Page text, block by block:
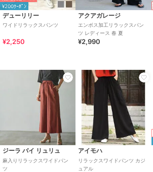
¥200ｸｰﾎﾟﾝ
デューリリー
ワイドリラックスパンツ
¥2,250
アクアガレージ
エンボス加工リラックスパン
ツ レディース 春 夏
¥2,990
ジーラ バイ リュリュ
麻入りリラックスワイドパン
ツ
アイモハ
リラックスワイドパンツ カジ
ュアル